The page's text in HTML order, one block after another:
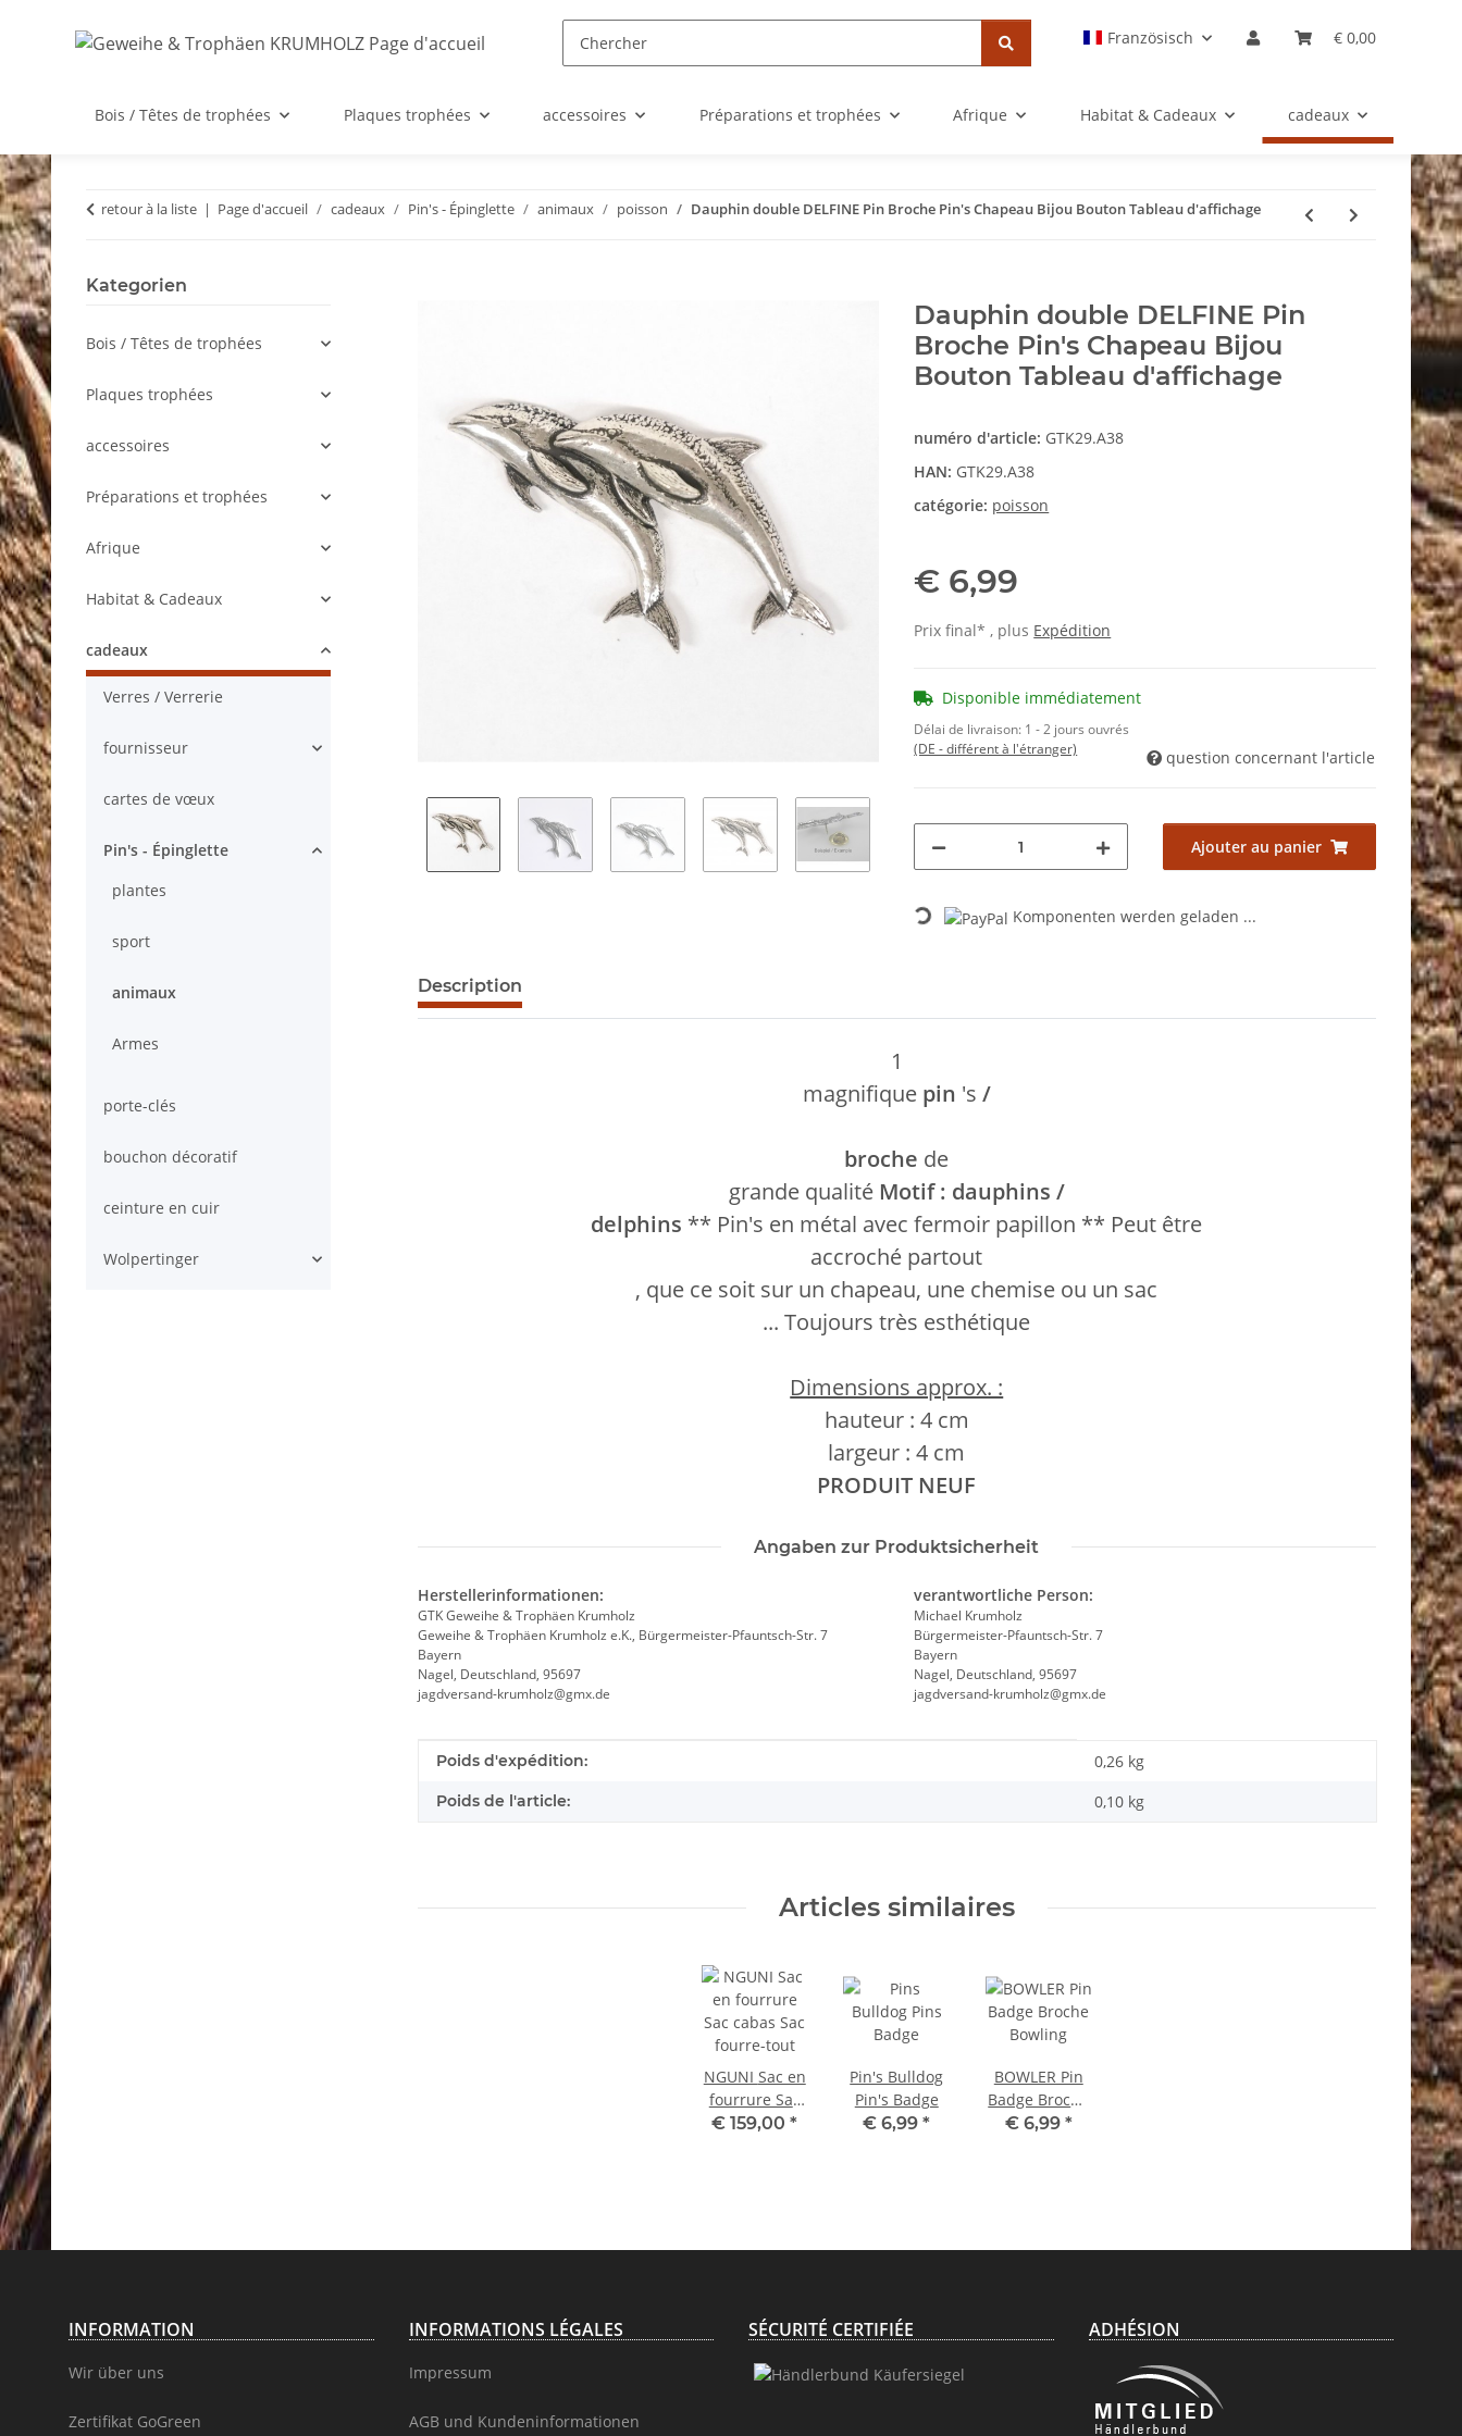
Französisch € 0,00
Bois / Têtes de trophées Plaques trophées accessoires Préparations et trophées Afrique Habitat & Cadeaux cadeaux
retour à la liste Page d'accueil cadeaux Pin's - Épinglette animaux poisson Dauphin double DELFINE Pin Broche Pin's Chapeau Bijou Bouton Tableau d'affichage
Dauphin double DELFINE Pin
Broche Pin's Chapeau Bijou
Bouton Tableau d'affichage
numéro d'article: GTK29.A38
HAN: GTK29.A38
catégorie: poisson
€ 6,99
Prix final* , plus Expédition
Disponible immédiatement
Délai de livraison: 1 - 2 jours ouvrés
(DE - différent à l'étranger)
question concernant l'article
Ajouter au panier
Loading... Komponenten werden geladen ...
afficher plus d'onglets
Description
1
magnifique pin 's /
broche de
grande qualité Motif : dauphins /
delphins ** Pin's en métal avec fermoir papillon ** Peut être
accroché partout
, que ce soit sur un chapeau, une chemise ou un sac
... Toujours très esthétique
Dimensions approx. :
hauteur : 4 cm
largeur : 4 cm
PRODUIT NEUF
Angaben zur Produktsicherheit
Herstellerinformationen:
GTK Geweihe & Trophäen Krumholz
Geweihe & Trophäen Krumholz e.K., Bürgermeister-Pfauntsch-Str. 7
Bayern
Nagel, Deutschland, 95697
jagdversand-krumholz@gmx.de
verantwortliche Person:
Michael Krumholz
Bürgermeister-Pfauntsch-Str. 7
Bayern
Nagel, Deutschland, 95697
jagdversand-krumholz@gmx.de
Caractéristique du produit
Valeur
Poids d'expédition: 0,26 kg
Poids de l'article: 0,10 kg
Articles similaires
NGUNI Sac en
fourrure Sac
cabas Sac
€ 159,00*
Pin's Bulldog
Pin's Badge
€ 6,99*
BOWLER Pin
Badge Broche
Bowling
€ 6,99 *
Kategorien
Bois / Têtes de trophées
Plaques trophées
accessoires
Préparations et trophées
Afrique
Habitat & Cadeaux
cadeaux
Verres / Verrerie
fournisseur
cartes de vœux
Pin's - Épinglette
plantes
sport
animaux
Armes
porte-clés
bouchon décoratif
ceinture en cuir
Wolpertinger
INFORMATION
Wir über uns
Zertifikat GoGreen
INFORMATIONS LÉGALES
Impressum
AGB und Kundeninformationen
SÉCURITÉ CERTIFIÉE ADHÉSION